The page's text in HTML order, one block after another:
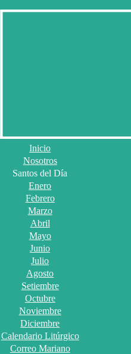
Inicio
Nosotros
Santos del Día
Enero
Febrero
Marzo
Abril
Mayo
Junio
Julio
Agosto
Setiembre
Octubre
Noviembre
Diciembre
Calendario Litúrgico
Correo Mariano